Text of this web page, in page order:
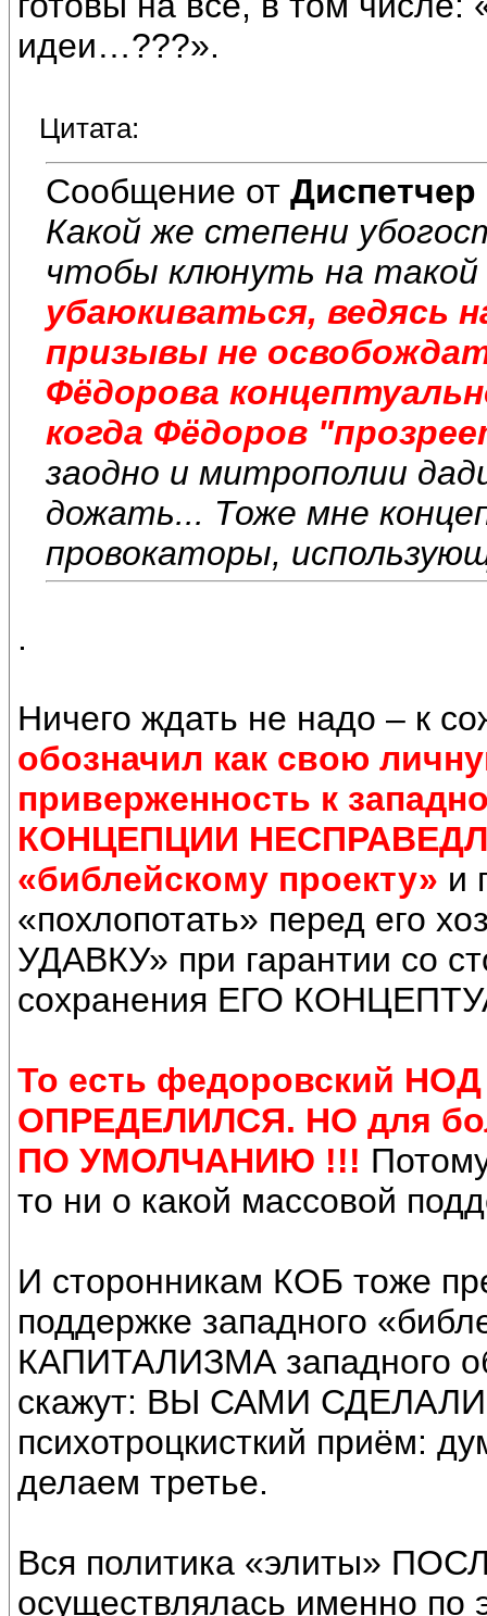
идеи…???».
Цитата:
Сообщение от Диспетчер
Какой же степени
чтобы клюнуть на такой
убаюкиваться, ведясь
призывы не
Фёдорова
когда Фёдоров
заодно и митрополии
дожать... Тоже мне
провокаторы,
.
Ничего ждать не надо – к
обозначил как свою
приверженность к
КОНЦЕПЦИИ
«библейскому проекту» и
«похлопотать» перед его
УДАВКУ» при гарантии со
сохранения ЕГО
То есть федоровский
ОПРЕДЕЛИЛСЯ. НО для
ПО УМОЛЧАНИЮ !!!
то ни о какой массовой
И сторонникам КОБ тоже
поддержке западного
КАПИТАЛИЗМА западного
скажут: ВЫ САМИ
психотроцкисткий приём:
делаем третье.
Вся политика «элиты»
осуществлялась именно по